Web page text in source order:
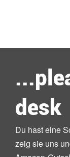
desk
Du hast eine
zeig sie uns